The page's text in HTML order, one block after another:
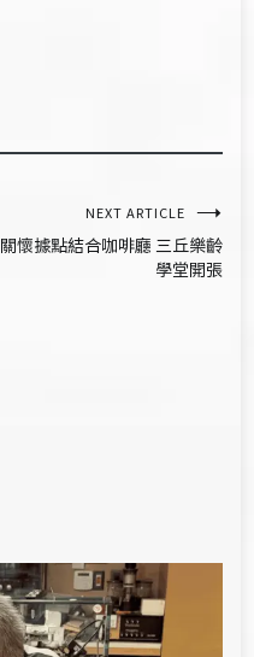
NEXT ARTICLE
關懷據點結合咖啡廳 三丘樂齡
學堂開張